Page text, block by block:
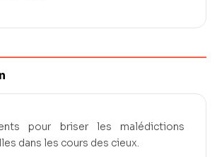
pour briser les malédictions
dans les cours des cieux.